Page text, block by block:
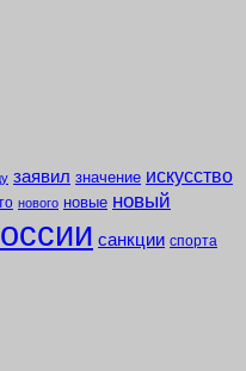
заявил значение искусство
нового новые новый
санкции спорта